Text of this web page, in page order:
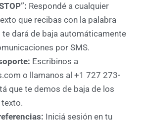
Respondé a cualquier
que recibas con la palabra
te dará de baja automáticamente
por SMS.
Escribinos a
o llamanos al +1 727 273-
que te demos de baja de los
Iniciá sesión en tu